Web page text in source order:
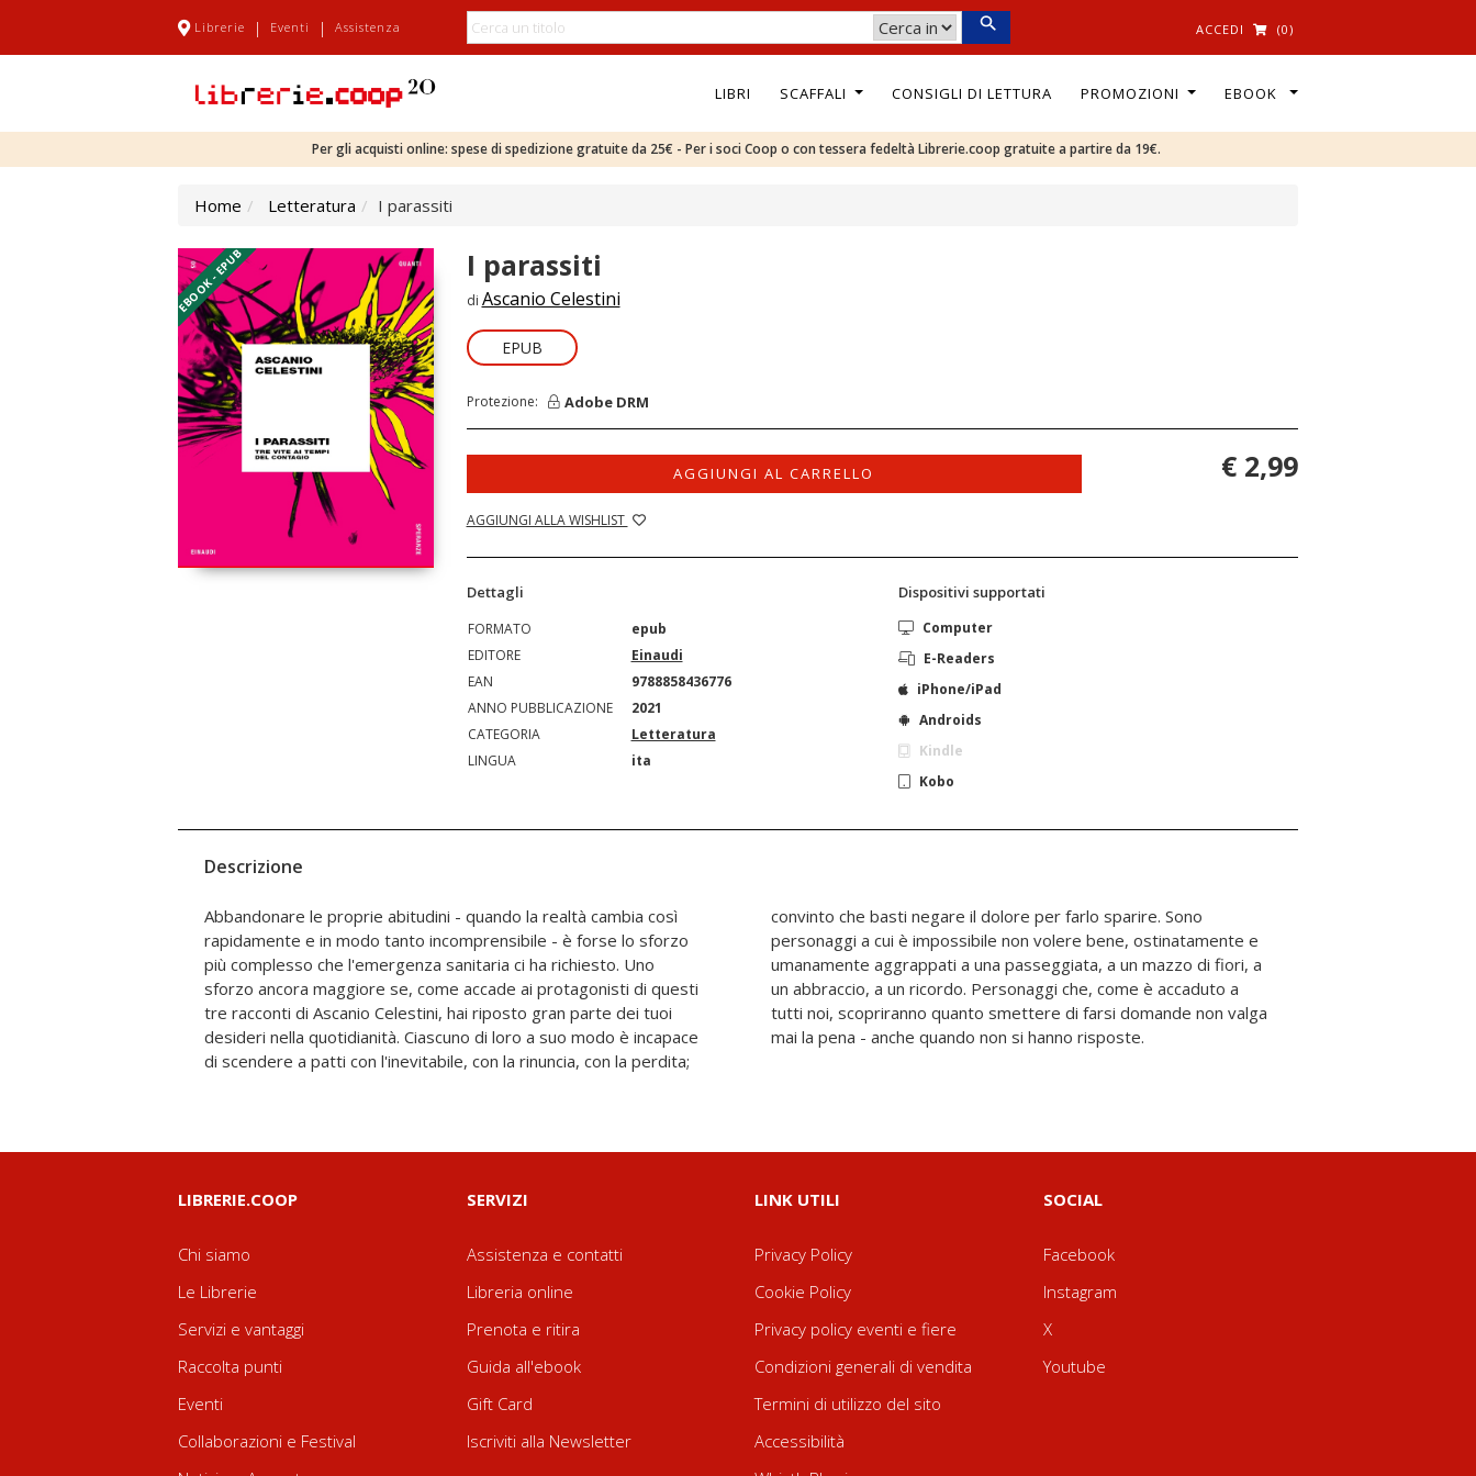
Librerie | Eventi | Assistenza ACCEDI (0)
LIBRI SCAFFALI CONSIGLI DI LETTURA PROMOZIONI EBOOK
Per gli acquisti online: spese di spedizione gratuite da 25€ - Per i soci Coop o con tessera fedeltà Librerie.coop gratuite a partire da 19€.
Home Letteratura I parassiti
EBOOK - EPUB I parassiti
di Ascanio Celestini
EPUB
Protezione: Adobe DRM
AGGIUNGI AL CARRELLO
AGGIUNGI ALLA WISHLIST
€ 2,99
Dettagli
FORMATO
epub
EDITORE
Einaudi
EAN
9788858436776
ANNO PUBBLICAZIONE
2021
CATEGORIA
Letteratura
LINGUA
ita
Dispositivi supportati
Computer
E-Readers
iPhone/iPad
Androids
Kindle
Kobo
Descrizione
Abbandonare le proprie abitudini - quando la realtà cambia così
rapidamente e in modo tanto incomprensibile - è forse lo sforzo
più complesso che l'emergenza sanitaria ci ha richiesto. Uno
sforzo ancora maggiore se, come accade ai protagonisti di questi
tre racconti di Ascanio Celestini, hai riposto gran parte dei tuoi
desideri nella quotidianità. Ciascuno di loro a suo modo è incapace
di scendere a patti con l'inevitabile, con la rinuncia, con la perdita;
convinto che basti negare il dolore per farlo sparire. Sono
personaggi a cui è impossibile non volere bene, ostinatamente e
umanamente aggrappati a una passeggiata, a un mazzo di fiori, a
un abbraccio, a un ricordo. Personaggi che, come è accaduto a
tutti noi, scopriranno quanto smettere di farsi domande non valga
mai la pena - anche quando non si hanno risposte.
LIBRERIE.COOP
Chi siamo
Le Librerie
Servizi e vantaggi
Raccolta punti
Eventi
Collaborazioni e Festival
SERVIZI
Assistenza e contatti
Libreria online
Prenota e ritira
Guida all'ebook
Gift Card
Iscriviti alla Newsletter
LINK UTILI
Privacy Policy
Cookie Policy
Privacy policy eventi e fiere
Condizioni generali di vendita
Termini di utilizzo del sito
Accessibilità
SOCIAL
Facebook
Instagram
X
Youtube